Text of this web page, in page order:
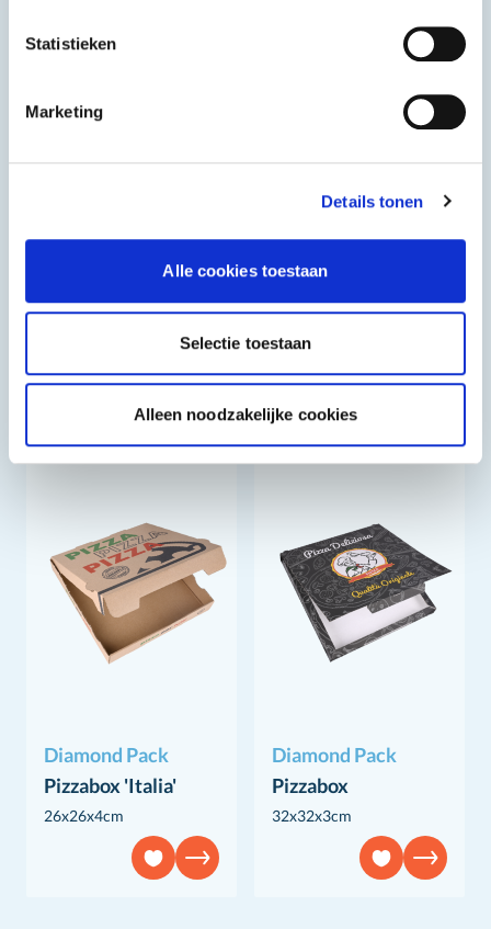
Statistieken
Marketing
Details tonen
Alle cookies toestaan
Selectie toestaan
Alleen noodzakelijke cookies
28x28x4cm
Diamond Pack
Pizzabox 'Italia'
26x26x4cm
Diamond Pack
Pizzabox
32x32x3cm